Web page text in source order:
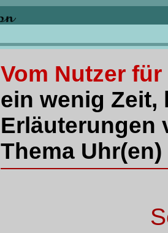
Vom Nutzer
ein wenig Zeit,
Erläuterungen
Thema